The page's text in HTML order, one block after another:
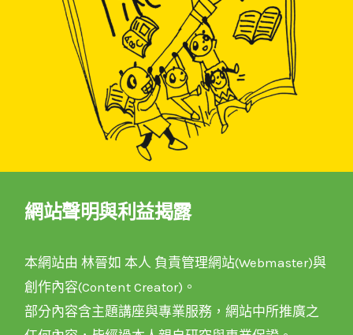
網站聲明與利益揭露
本網站由 林晉如 本人 負責管理網站(Webmaster)與
創作內容(Content Creator)。
部分內容含主題講座與專業服務，網站中所推廣之